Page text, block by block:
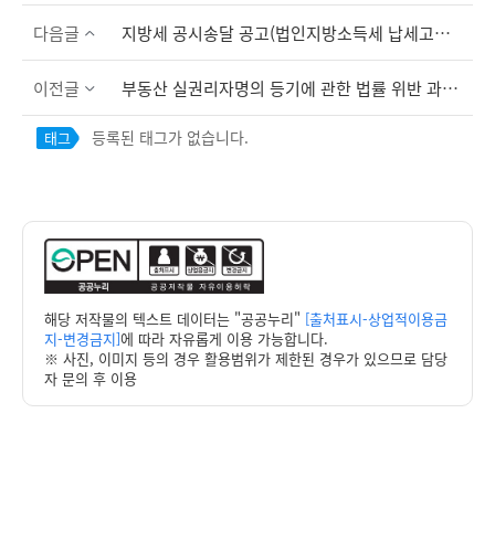
다음글 지방세 공시송달 공고(법인지방소득세 납세고지서)
이전글 부동산 실권리자명의 등기에 관한 법률 위반 과징금 부과 공시송달공고
태그 등록된 태그가 없습니다.
해당 저작물의 텍스트 데이터는 "공공누리" [출처표시-상업적이용금
지-변경금지]에 따라 자유롭게 이용 가능합니다.
※ 사진, 이미지 등의 경우 활용범위가 제한된 경우가 있으므로 담당
자 문의 후 이용